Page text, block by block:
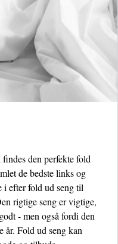
den perfekte fold
de bedste links og
efter fold ud seng til
rigtige seng er vigtige,
- men også fordi den
år. Fold ud seng kan